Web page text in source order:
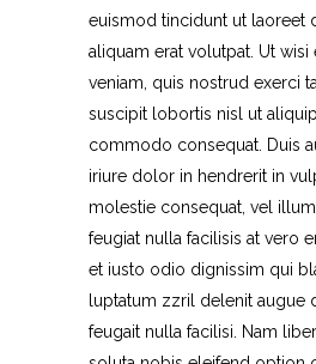
euismod tincidunt ut laoreet
aliquam erat volutpat. Ut wisi
veniam, quis nostrud exerci
suscipit lobortis nisl ut
commodo consequat. Duis
iriure dolor in hendrerit in
molestie consequat, vel
feugiat nulla facilisis at vero
et iusto odio dignissim qui
luptatum zzril delenit augue
feugait nulla facilisi. Nam